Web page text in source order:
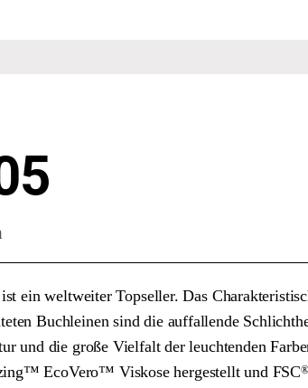
ist ein weltweiter Topseller. Das
Buchleinen sind die auffallende
und die große Vielfalt der leuchtenden
EcoVero™ Viskose hergestellt und FSC®